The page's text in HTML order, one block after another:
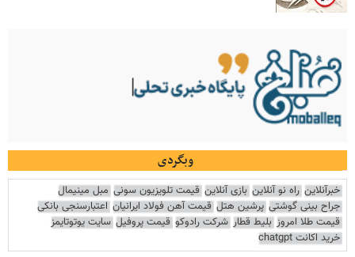
وبگردی
خبرآنلاین راه نو آنلاین بازی آنلاین قیمت تلویزیون سونی مبل مینیمال
جراح بینی گوشتی پرشین هتل قیمت آهن فولاد ایرانیان اعتبارسنجی بانکی
قیمت طلا امروز بلیط قطار شرکت رادوکو قیمت پروفیل سایت یوتوتایمز
خرید اکانت chatgpt